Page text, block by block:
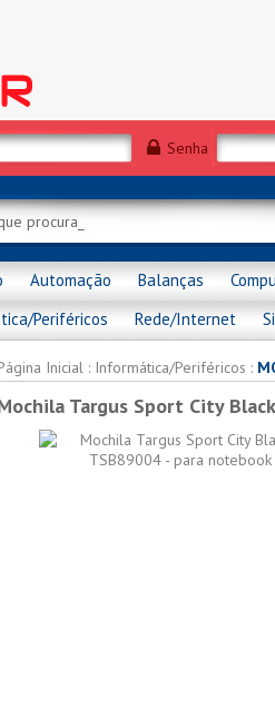
Senha
Automação Balanças
Periféricos
Rede/Internet
Inicial : Informática/Periféricos :
Targus Sport City